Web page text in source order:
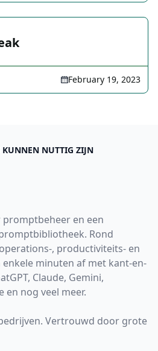
February 19, 2023
KUNNEN NUTTIG ZIJN
promptbeheer en een
Rond
, productiviteits- en
minuten af met kant-en-
Claude, Gemini,
en nog veel meer.
Vertrouwd door grote